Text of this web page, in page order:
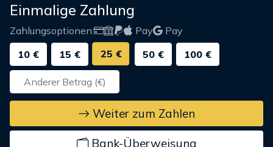
Einmalige Zahlung
Zahlungsoptionen: Pay
Pay
10 €
15 € 25 € 50 € 100 €
Weiter zum Zahlen
Bank-Überweisung